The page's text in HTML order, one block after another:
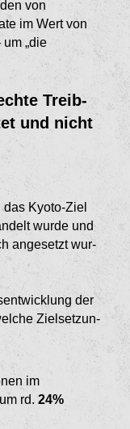
von
im Wert von
um „die
Treib­
und nicht
Kyoto-Ziel
wurde und
angesetzt wur­
der
Zielsetzun­
im
rd. 24%